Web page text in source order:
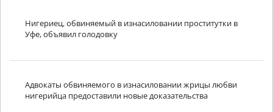
Нигериец, обвиняемый в изнасиловании проститутки в
Уфе, объявил голодовку
Адвокаты обвиняемого в изнасиловании жрицы любви
нигерийца предоставили новые доказательства